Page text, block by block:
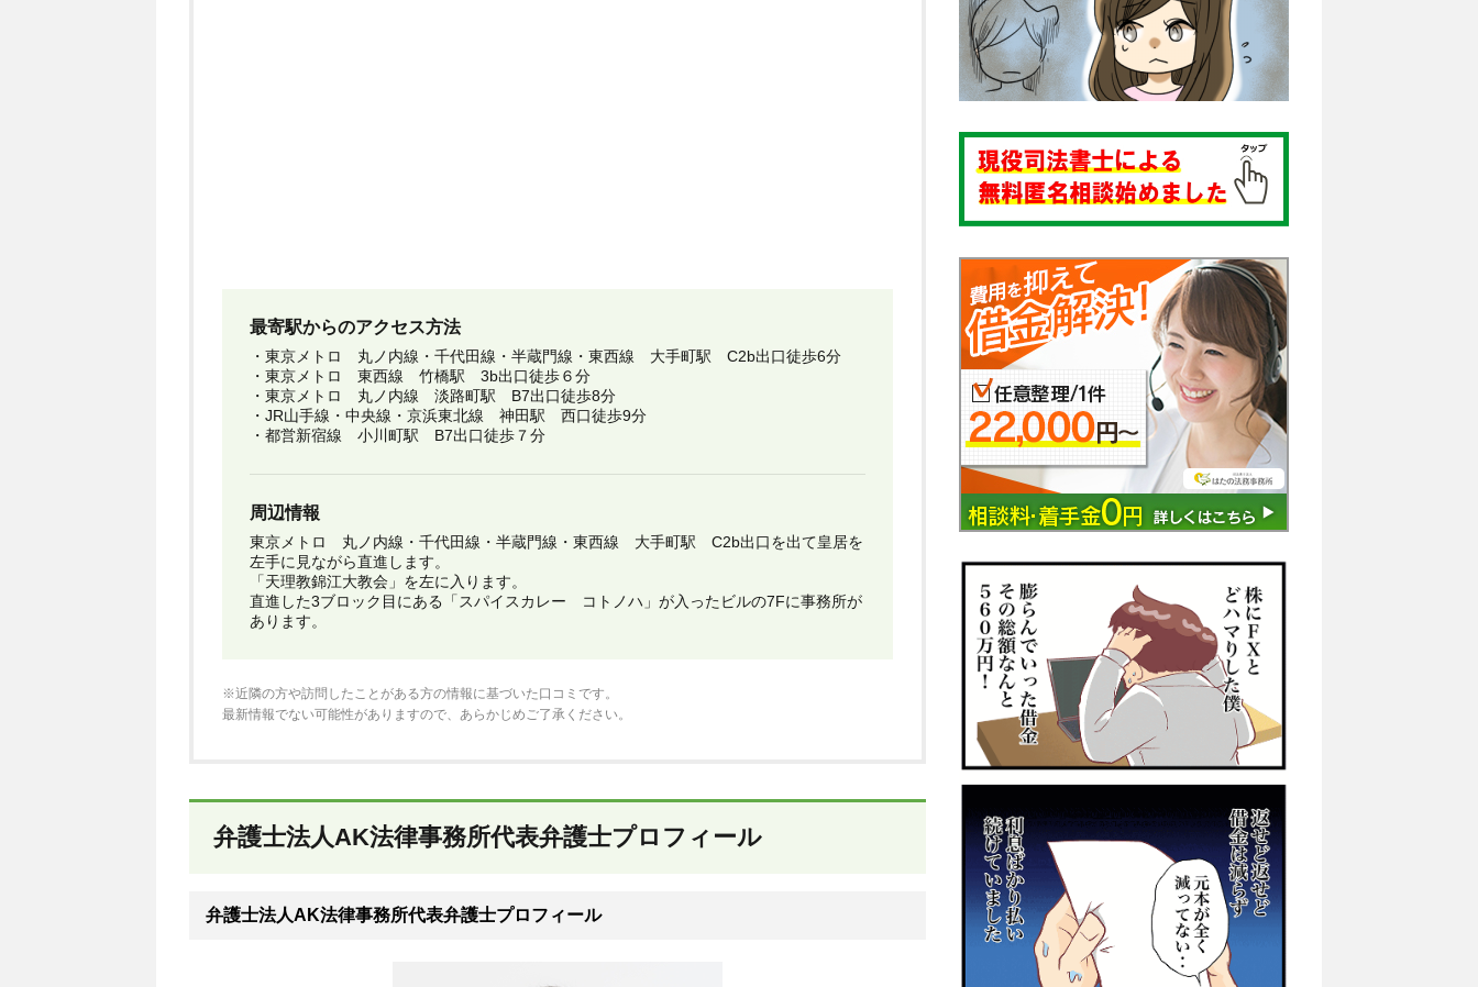
最寄駅からのアクセス方法
・東京メトロ 丸ノ内線・千代田線・半蔵門線・東西線 大手町駅 C2b出口徒歩6分
・東京メトロ 東西線 竹橋駅 3b出口徒歩６分
・東京メトロ 丸ノ内線 淡路町駅 B7出口徒歩8分
・JR山手線・中央線・京浜東北線 神田駅 西口徒歩9分
・都営新宿線 小川町駅 B7出口徒歩７分
周辺情報
東京メトロ 丸ノ内線・千代田線・半蔵門線・東西線 大手町駅 C2b出口を出て皇居を
左手に見ながら直進します。
「天理教錦江大教会」を左に入ります。
直進した3ブロック目にある「スパイスカレー コトノハ」が入ったビルの7Fに事務所が
あります。
※近隣の方や訪問したことがある方の情報に基づいた口コミです。
最新情報でない可能性がありますので、あらかじめご了承ください。
弁護士法人AK法律事務所代表弁護士プロフィール
弁護士法人AK法律事務所代表弁護士プロフィール